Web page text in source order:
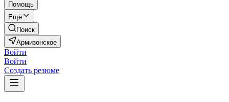
Помощь
Ещё
Поиск
Армизонское
Войти
Войти
Создать резюме